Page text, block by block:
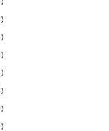
)
)
)
)
)
)
)